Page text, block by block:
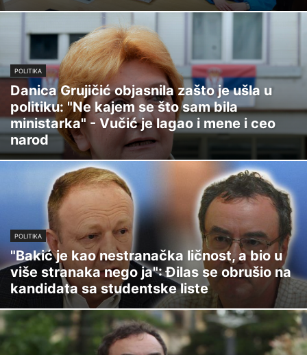
POLITIKA
Danica Grujičić objasnila zašto je ušla u
politiku: "Ne kajem se što sam bila
ministarka" - Vučić je lagao i mene i ceo
narod
POLITIKA
"Bakić je kao nestranačka ličnost, a bio u
više stranaka nego ja": Đilas se obrušio na
kandidata sa studentske liste